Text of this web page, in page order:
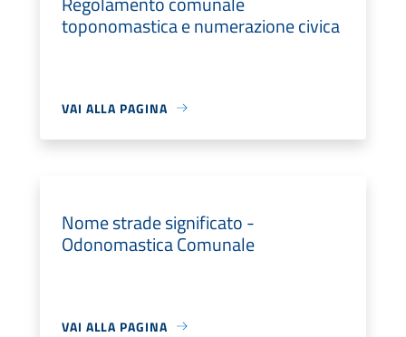
toponomastica e numerazione civica
VAI ALLA PAGINA
Nome strade significato -
Odonomastica Comunale
VAI ALLA PAGINA